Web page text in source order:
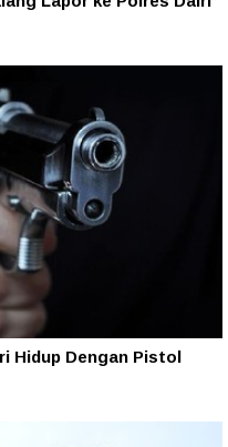
Hidup Dengan Pistol